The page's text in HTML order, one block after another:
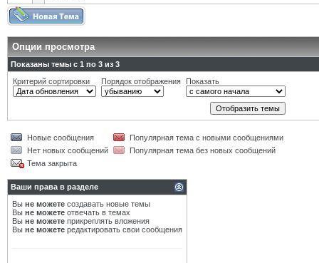
Опции просмотра
Показаны темы с 1 по 3 из 3
Критерий сортировки
Порядок отображения Показать
Новые сообщения
Популярная тема с новыми сообщениями
Нет новых сообщений
Популярная тема без новых сообщений
Тема закрыта
Ваши права в разделе
Вы не можете создавать новые темы
Вы не можете отвечать в темах
Вы не можете прикреплять вложения
Вы не можете редактировать свои сообщения